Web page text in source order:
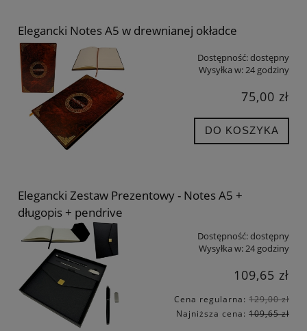
Elegancki Notes A5 w drewnianej okładce
Dostępność:dostępny
Wysyłka w:24 godziny
75,00 zł
DO KOSZYKA
Elegancki Zestaw Prezentowy - Notes A5 +
długopis + pendrive
Dostępność:dostępny
Wysyłka w:24 godziny
109,65 zł
Cena regularna: 129,00 zł
Najniższa cena: 109,65 zł